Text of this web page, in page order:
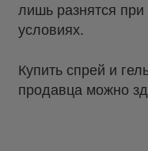
лишь разнятся
условиях.
Купить спрей и
продавца можно